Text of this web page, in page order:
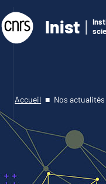
Inist
Accueil Nos actualités